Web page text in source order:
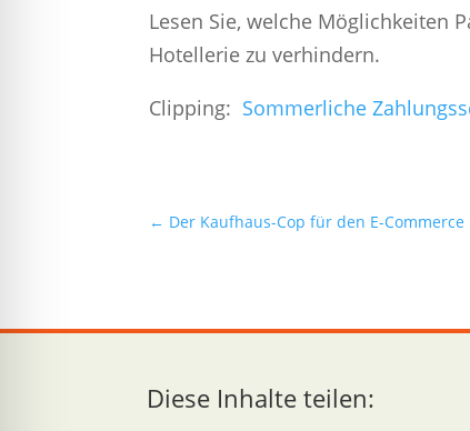
Lesen Sie, welche Möglichkeiten
Hotellerie zu verhindern.
Clipping: Sommerliche
← Der Kaufhaus-Cop für den E-Commerce
Diese Inhalte teilen: